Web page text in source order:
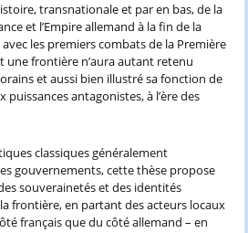
transnationale et par en bas, de la
et l’Empire allemand à la fin de la
les premiers combats de la Première
une frontière n’aura autant retenu
et aussi bien illustré sa fonction de
antagonistes, à l’ère des
classiques généralement
gouvernements, cette thèse propose
souverainetés et des identités
frontière, en partant des acteurs locaux
français que du côté allemand – en